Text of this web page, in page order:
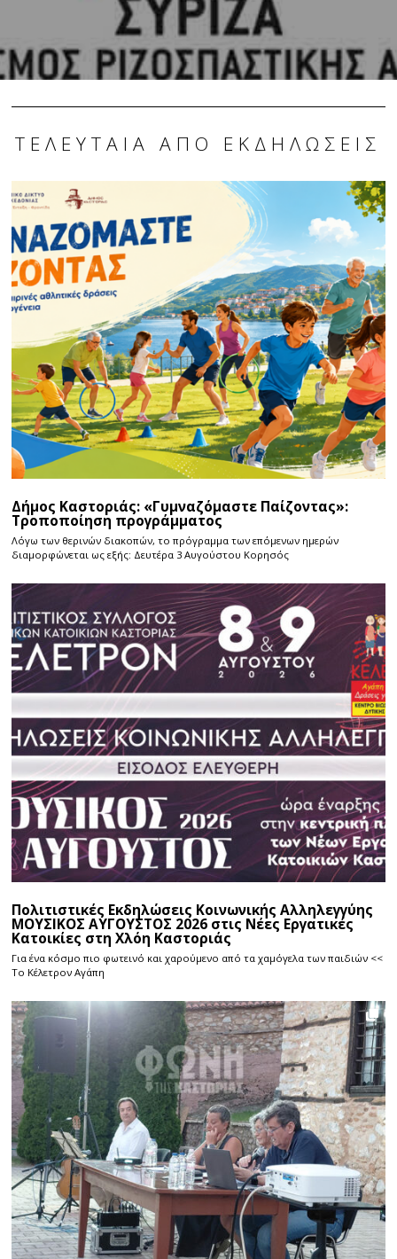
ΤΕΛΕΥΤΑΊΑ ΑΠΌ ΕΚΔΗΛΏΣΕΙΣ
Δήμος Καστοριάς: «Γυμναζόμαστε Παίζοντας»:
Τροποποίηση προγράμματος
Λόγω των θερινών διακοπών, το πρόγραμμα των επόμενων ημερών
διαμορφώνεται ως εξής: Δευτέρα 3 Αυγούστου Κορησός
Πολιτιστικές Εκδηλώσεις Κοινωνικής Αλληλεγγύης
ΜΟΥΣΙΚΟΣ ΑΥΓΟΥΣΤΟΣ 2026 στις Νέες Εργατικές
Κατοικίες στη Χλόη Καστοριάς
Για ένα κόσμο πιο φωτεινό και χαρούμενο από τα χαμόγελα των παιδιών <<
Το Κέλετρον Αγάπη